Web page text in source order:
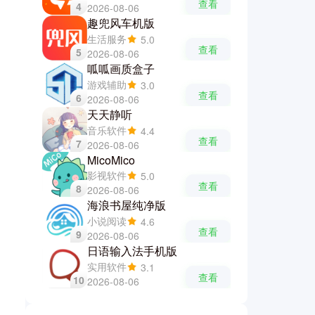
4 2026-08-06
查看
5
趣兜风车机版
生活服务
5.0
2026-08-06
查看
6
呱呱画质盒子
游戏辅助
3.0
2026-08-06
查看
7
天天静听
音乐软件
4.4
2026-08-06
查看
8
MicoMico
影视软件
5.0
2026-08-06
查看
9
海浪书屋纯净版
小说阅读
4.6
2026-08-06
查看
10
日语输入法手机版
实用软件
3.1
2026-08-06
查看